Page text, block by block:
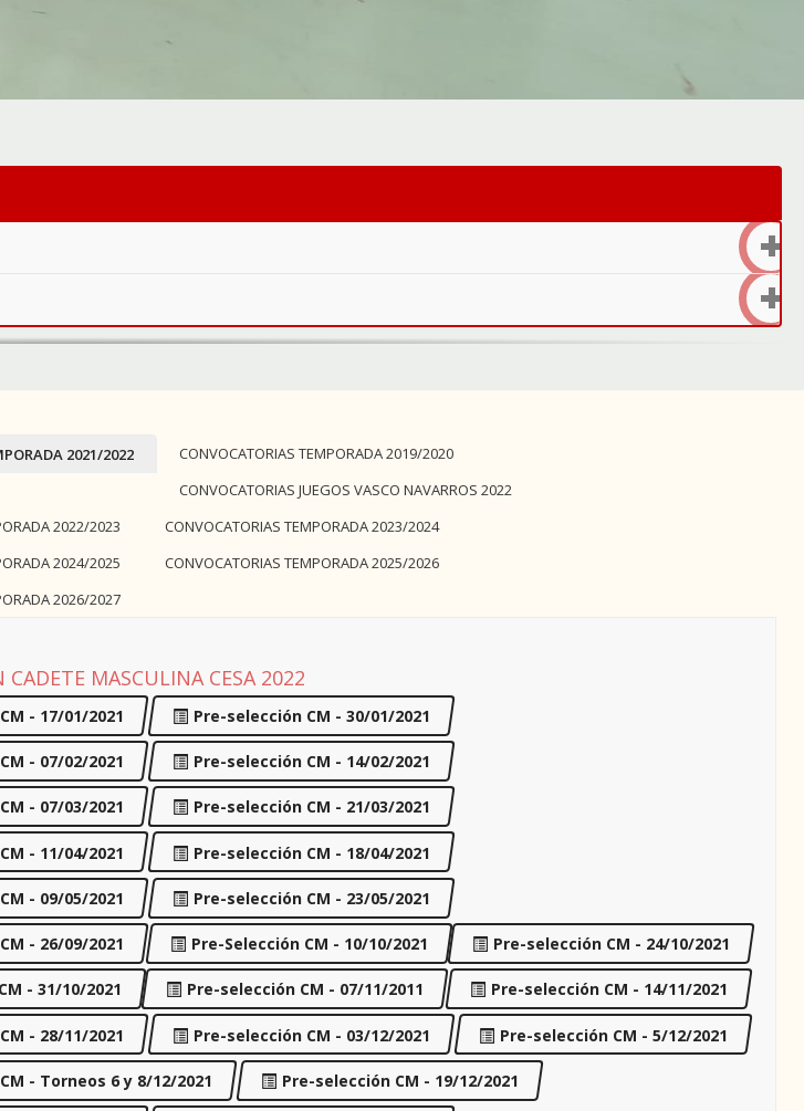
2021/2022
CONVOCATORIAS TEMPORADA 2019/2020
CONVOCATORIAS JUEGOS VASCO NAVARROS 2022
2022/2023
CONVOCATORIAS TEMPORADA 2023/2024
2024/2025
CONVOCATORIAS TEMPORADA 2025/2026
2026/2027
CADETE MASCULINA CESA 2022
- 17/01/2021 Pre-selección CM - 30/01/2021
- 07/02/2021 Pre-selección CM - 14/02/2021
- 07/03/2021 Pre-selección CM - 21/03/2021
- 11/04/2021 Pre-selección CM - 18/04/2021
- 09/05/2021 Pre-selección CM - 23/05/2021
- 26/09/2021 Pre-Selección CM - 10/10/2021 Pre-selección CM - 24/10/2021
- 31/10/2021 Pre-selección CM - 07/11/2011 Pre-selección CM - 14/11/2021
- 28/11/2021 Pre-selección CM - 03/12/2021 Pre-selección CM - 5/12/2021
- Torneos 6 y 8/12/2021 Pre-selección CM - 19/12/2021